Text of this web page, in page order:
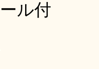
ル付